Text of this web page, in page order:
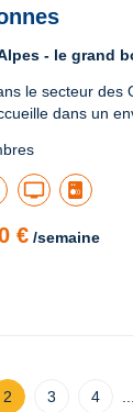
- le grand
le secteur des
dans un
tv
€ /semaine
2 3 4